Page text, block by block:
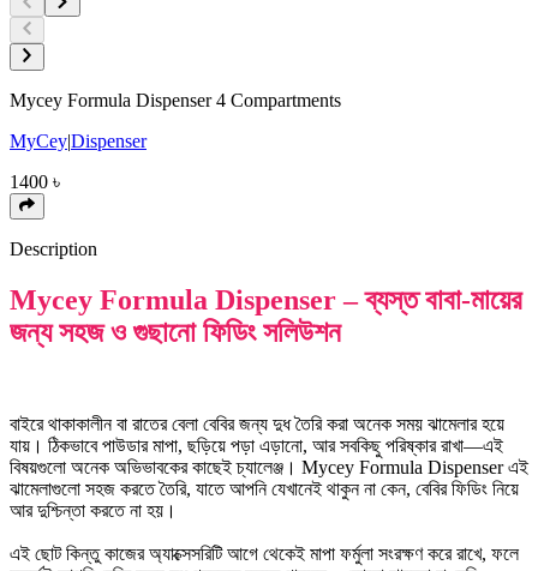
Mycey Formula Dispenser 4 Compartments
MyCey|Dispenser
1400 ৳
Description
Mycey Formula Dispenser – ব্যস্ত বাবা-মায়ের
জন্য সহজ ও গুছানো ফিডিং সলিউশন
বাইরে থাকাকালীন বা রাতের বেলা বেবির জন্য দুধ তৈরি করা অনেক সময় ঝামেলার হয়ে
যায়। ঠিকভাবে পাউডার মাপা, ছড়িয়ে পড়া এড়ানো, আর সবকিছু পরিষ্কার রাখা—এই
বিষয়গুলো অনেক অভিভাবকের কাছেই চ্যালেঞ্জ। Mycey Formula Dispenser এই
ঝামেলাগুলো সহজ করতে তৈরি, যাতে আপনি যেখানেই থাকুন না কেন, বেবির ফিডিং নিয়ে
আর দুশ্চিন্তা করতে না হয়।
এই ছোট কিন্তু কাজের অ্যাক্সেসরিটি আগে থেকেই মাপা ফর্মুলা সংরক্ষণ করে রাখে, ফলে